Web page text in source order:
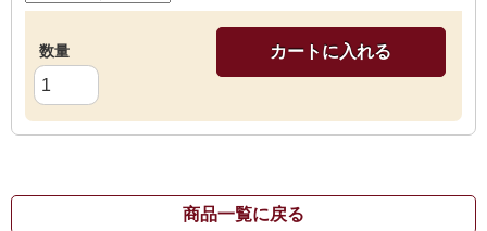
数量 カートに入れる
商品一覧に戻る